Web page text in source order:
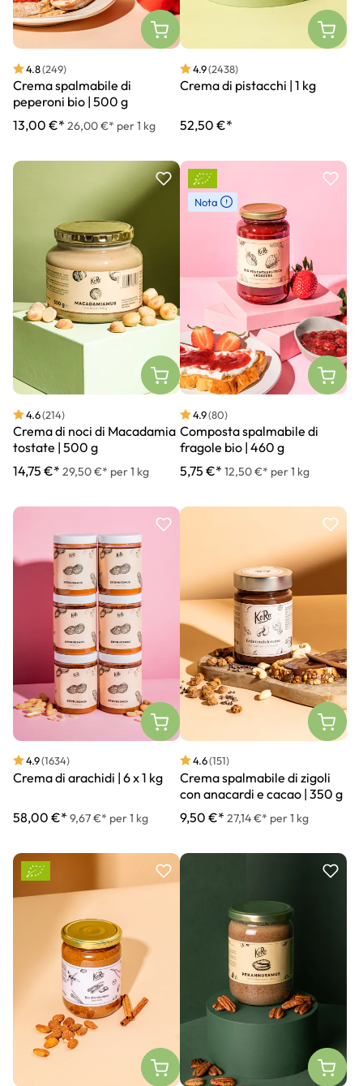
4.8(249)
Crema spalmabile di
peperoni bio | 500 g
13,00 €* 26,00 €* per 1 kg
4.9(2438)
Crema di pistacchi | 1 kg
52,50 €*
4.6(214)
Crema di noci di Macadamia
tostate | 500 g
14,75 €* 29,50 €* per 1 kg
Nota
4.9(80)
Composta spalmabile di
fragole bio | 460 g
5,75 €* 12,50 €* per 1 kg
4.9(1634)
Crema di arachidi | 6 x 1 kg
58,00 €* 9,67 €* per 1 kg
4.6(151)
Crema spalmabile di zigoli
con anacardi e cacao | 350 g
9,50 €* 27,14 €* per 1 kg